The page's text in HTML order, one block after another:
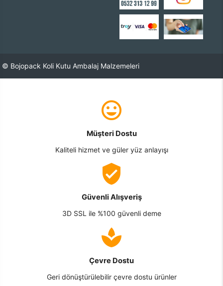
© Bojopack Koli Kutu Ambalaj Malzemeleri
Müşteri Dostu
Kaliteli hizmet ve güler yüz anlayışı
Güvenli Alışveriş
3D SSL ile %100 güvenli deme
Çevre Dostu
Geri dönüştürülebilir çevre dostu ürünler